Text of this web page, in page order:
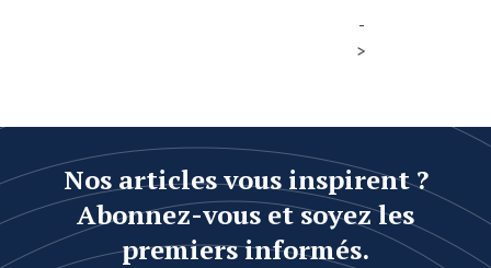
-
>
Nos articles vous inspirent ?
Abonnez-vous et soyez les
premiers informés.